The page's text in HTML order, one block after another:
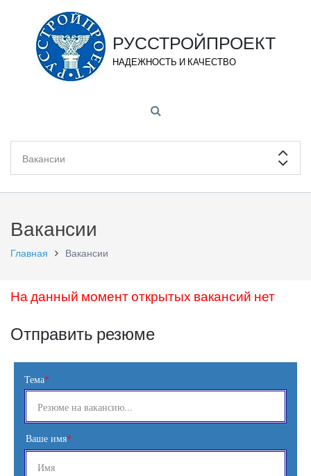
РУССТРОЙПРОЕКТ
НАДЕЖНОСТЬ И КАЧЕСТВО
Вакансии
Главная Вакансии
На данный момент открытых вакансий нет
Отправить резюме
Тема*
Ваше имя*